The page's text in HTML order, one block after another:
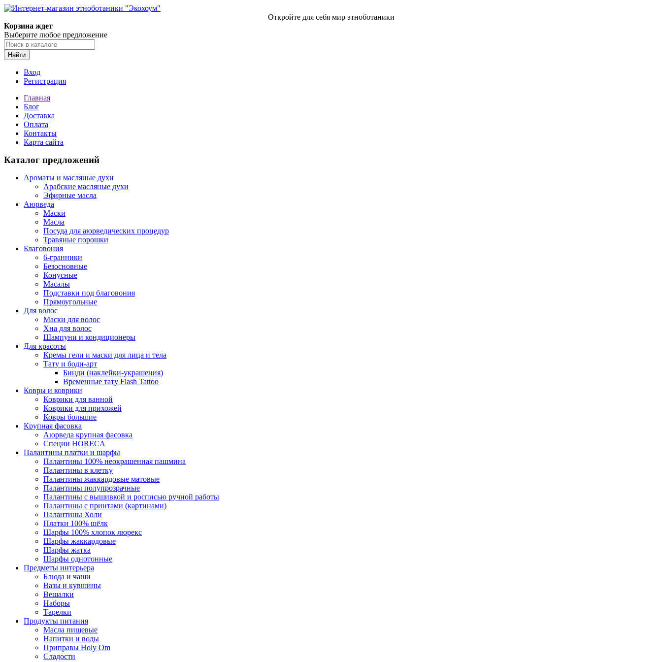
Откройте для себя мир этноботаники
Корзина ждет
Выберите любое предложение
Найти
Вход
Регистрация
Главная
Блог
Доставка
Оплата
Контакты
Карта сайта
Каталог предложений
Ароматы и масляные духи
Арабские масляные духи
Эфирные масла
Аюрведа
Маски
Масла
Посуда для аюрведических процедур
Травяные порошки
Благовония
6-гранники
Безосновные
Конусные
Масалы
Подставки под благовония
Прямоугольные
Для волос
Маски для волос
Хна для волос
Шампуни и кондиционеры
Для красоты
Кремы гели и маски для лица и тела
Тату и боди-арт
Бинди (наклейки-украшения)
Временные тату Flash Tattoo
Ковры и коврики
Коврики для ванной
Коврики для прихожей
Ковры большие
Крупная фасовка
Аюрведа крупная фасовка
Специи HORECA
Палантины платки и шарфы
Палантины 100% неокрашенная пашмина
Палантины в клетку
Палантины жаккардовые матовые
Палантины полупрозрачные
Палантины с вышивкой и росписью ручной работы
Палантины с принтами (картинами)
Палантины Холи
Платки 100% шёлк
Шарфы 100% хлопок люрекс
Шарфы жаккардовые
Шарфы жатка
Шарфы однотонные
Предметы интерьера
Блюда и чаши
Вазы и кувшины
Вешалки
Наборы
Тарелки
Продукты питания
Масла пищевые
Напитки и воды
Приправы Holy Om
Сладости